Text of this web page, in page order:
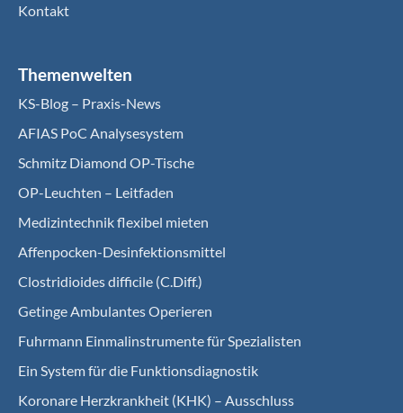
Kontakt
Themenwelten
KS-Blog – Praxis-News
AFIAS PoC Analysesystem
Schmitz Diamond OP-Tische
OP-Leuchten – Leitfaden
Medizintechnik flexibel mieten
Affenpocken-Desinfektionsmittel
Clostridioides difficile (C.Diff.)
Getinge Ambulantes Operieren
Fuhrmann Einmalinstrumente für Spezialisten
Ein System für die Funktionsdiagnostik
Koro­nare Herz­krank­heit (KHK) – Ausschluss